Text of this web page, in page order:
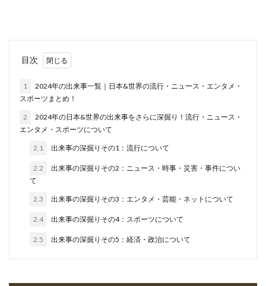
目次
1
2024年の出来事一覧｜日本&世界の流行・ニュース・エンタメ・
スポーツまとめ！
2
2024年の日本&世界の出来事をさらに深掘り！流行・ニュース・
エンタメ・スポーツについて
2.1 出来事の深掘りその1：流行について
2.2
出来事の深掘りその2：ニュース・時事・災害・事件につい
て
2.3 出来事の深掘りその3：エンタメ・芸能・ネットについて
2.4 出来事の深掘りその4：スポーツについて
2.5 出来事の深掘りその5：経済・政治について